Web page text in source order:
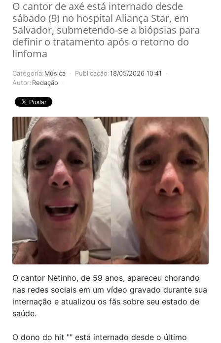
O cantor de axé está internado desde
sábado (9) no hospital Aliança Star, em
Salvador, submetendo-se a biópsias para
definir o tratamento após o retorno do
linfoma
Categoria: Música Publicação:18/05/2026 10:41
Autor: Redação
O cantor Netinho, de 59 anos, apareceu chorando
nas redes sociais em um vídeo gravado durante sua
internação e atualizou os fãs sobre seu estado de
saúde.
O dono do hit "" está internado desde o último